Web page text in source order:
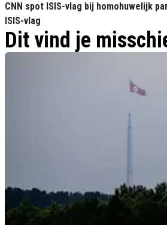
CNN spot ISIS-vlag bij homohuwelijk
ISIS-vlag
Dit vind je